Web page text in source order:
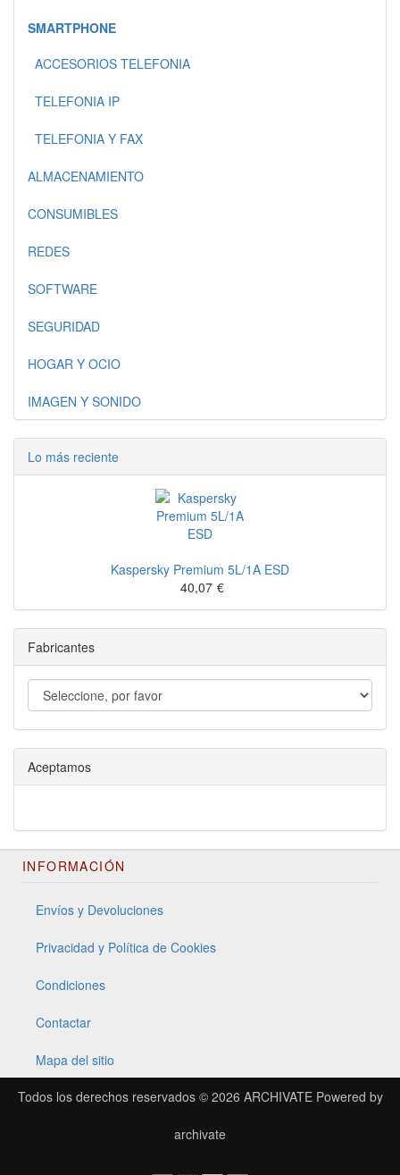
SMARTPHONE
ACCESORIOS TELEFONIA
TELEFONIA IP
TELEFONIA Y FAX
ALMACENAMIENTO
CONSUMIBLES
REDES
SOFTWARE
SEGURIDAD
HOGAR Y OCIO
IMAGEN Y SONIDO
Lo más reciente
Kaspersky Premium 5L/1A ESD
40,07 €
Fabricantes
Aceptamos
INFORMACIÓN
Envíos y Devoluciones
Privacidad y Política de Cookies
Condiciones
Contactar
Mapa del sitio
Todos los derechos reservados © 2026 ARCHIVATEPowered by
archivate